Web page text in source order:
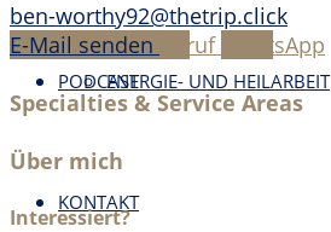
ENERGIE- UND HEILARBEIT
PODCAST
KONTAKT
ben-worthy92@thetrip.click
E-Mail senden
Anruf
WhatsApp
Specialties & Service Areas
Über mich
Interessiert?